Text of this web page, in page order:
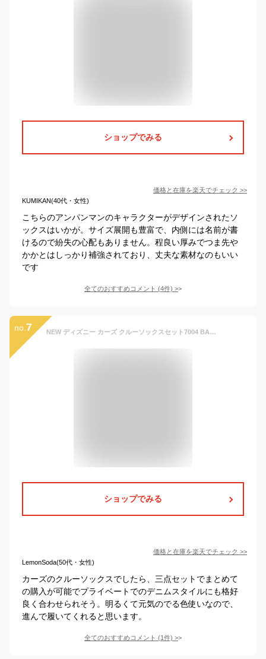
ショップでみる
価格と在庫を楽天でチェック >>
KUMIKAN(40代・女性)
こちらのアンパンマンのキャラクターがデザインされたソ
ックスはいかが。サイズ展開も豊富で、内側には名前が書
けるので紛失の心配もありません。程良い厚みでつま先や
かかとはしっかり補強されており、丈夫な素材なのもいい
です
全てのおすすめコメント (4件) >
no. 7 NEW ディズニー カーズ クルーソックスセット7004 BABYDOLL 子供服 ベビードール 子供服 男の子 雑貨 靴下
ショップでみる
価格と在庫を楽天でチェック >>
LemonSoda(50代・女性)
カーズのクルーソックスでしたら、三点セットでまとめて
の購入が可能でプライベートでのデニムスタイルにも格好
良く合わせられそう。明るくて元気のでる色使いなので、
進んで履いてくれると思います。
全てのおすすめコメント (1件) >